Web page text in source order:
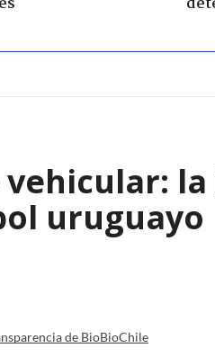
uruguayo
de BioBioChile